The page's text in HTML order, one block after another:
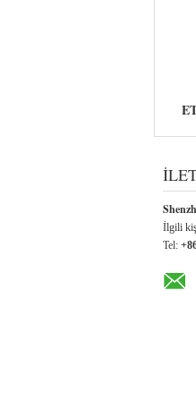
İlgili
Tel: